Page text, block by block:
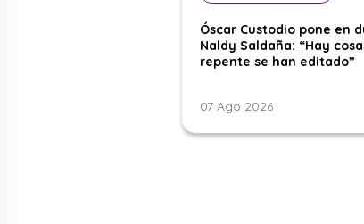
Óscar Custodio pone en
Naldy Saldaña: “Hay
repente se han editado”
07 Ago 2026